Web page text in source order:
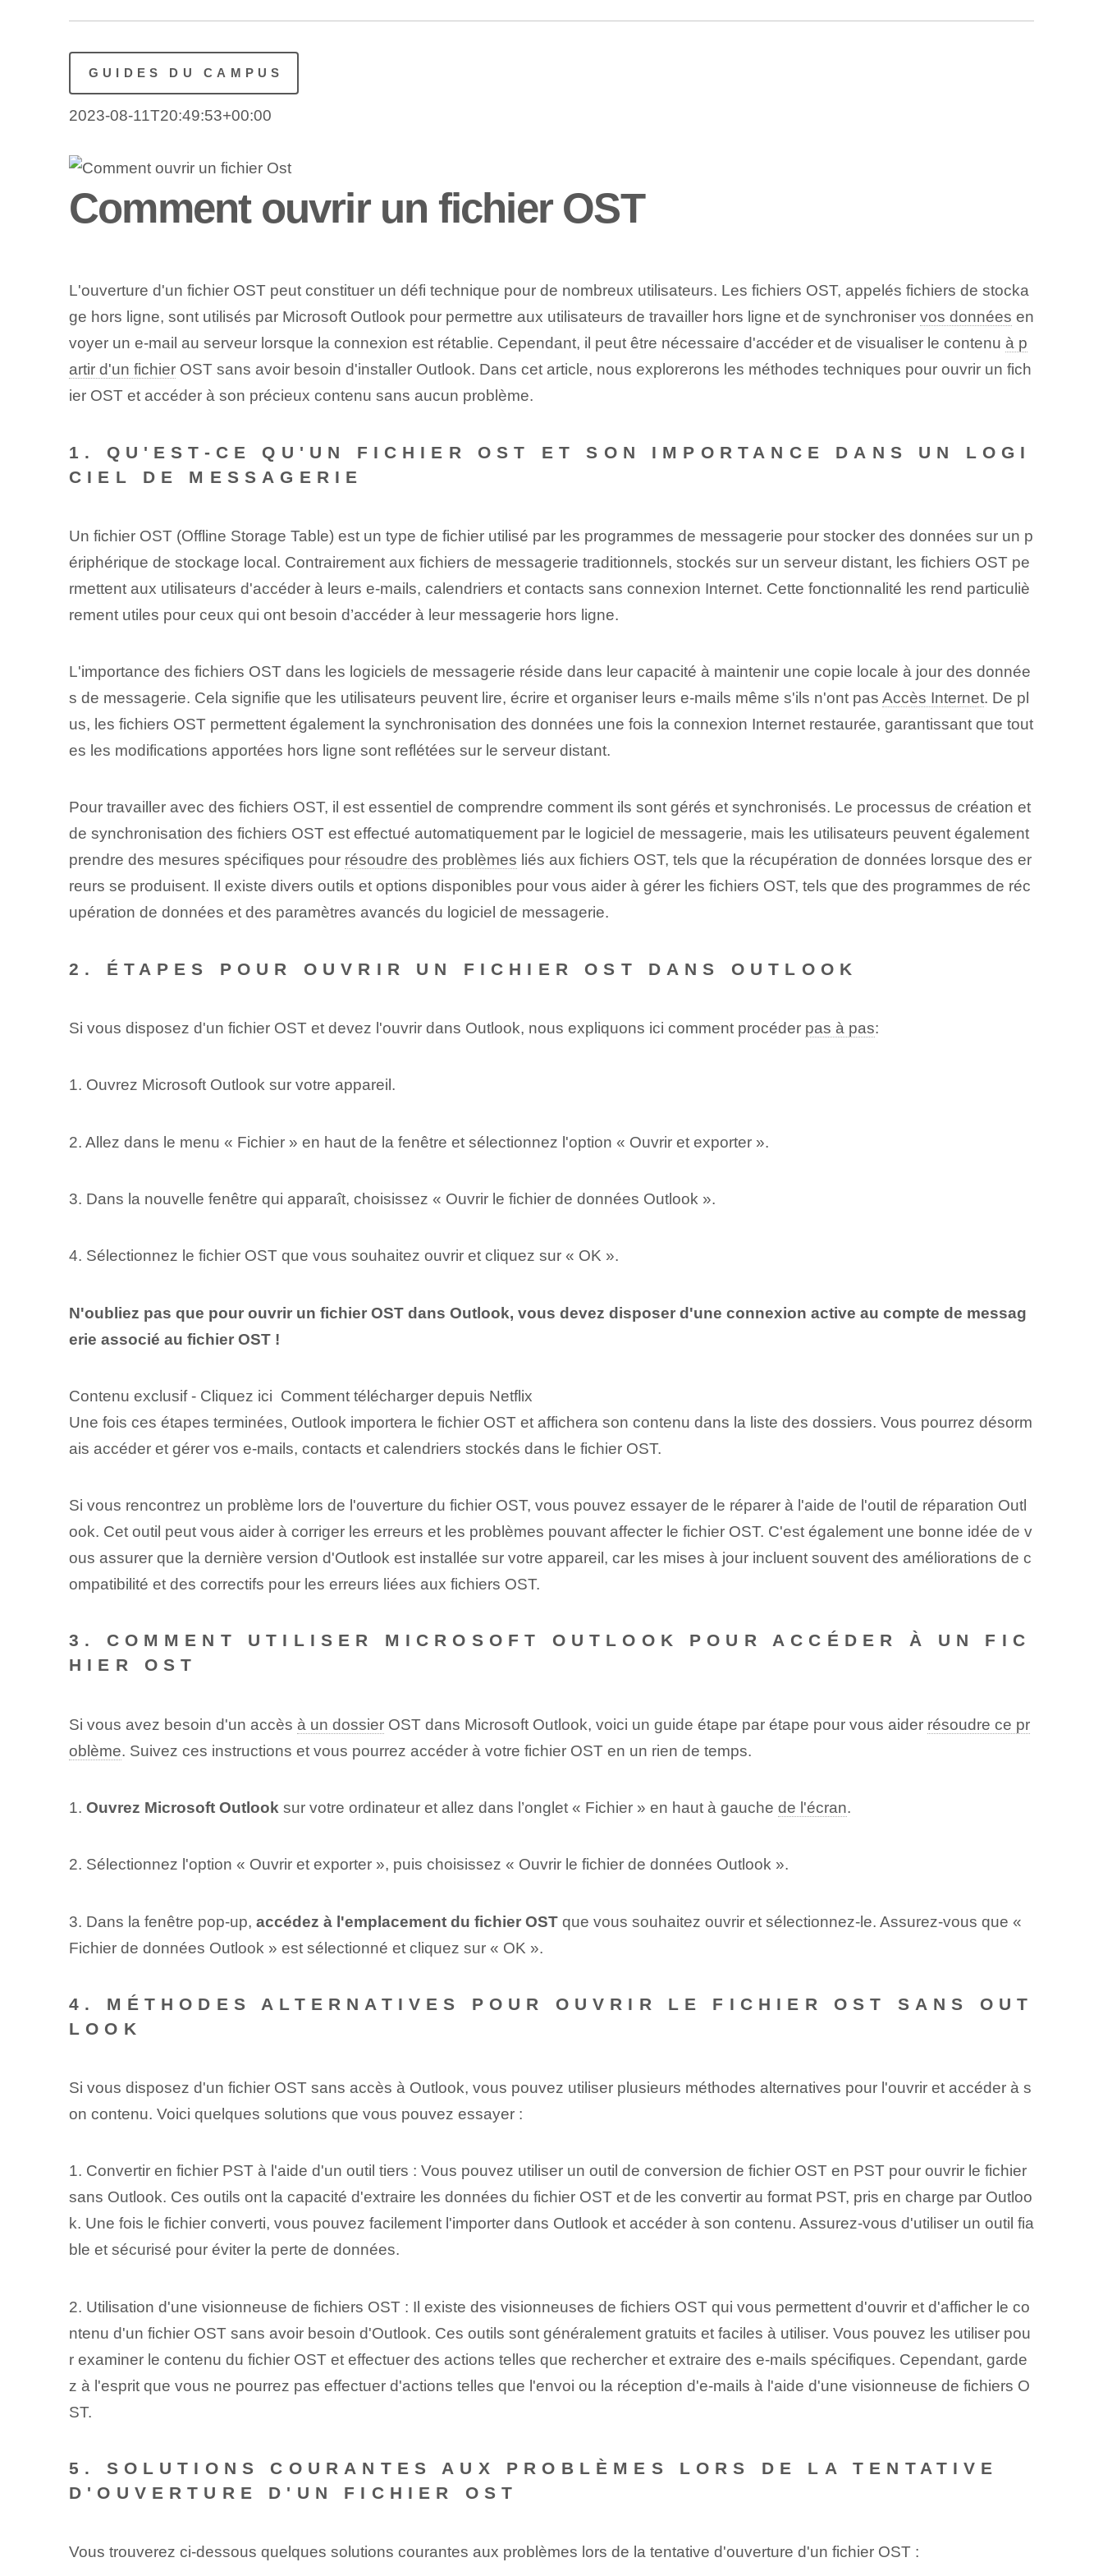
GUIDES DU CAMPUS
2023-08-11T20:49:53+00:00
Comment ouvrir un fichier OST
L'ouverture d'un fichier OST peut constituer un défi technique pour de nombreux utilisateurs. Les fichiers OST, appelés fichiers de stocka
ge hors ligne, sont utilisés par Microsoft Outlook pour permettre aux utilisateurs de travailler hors ligne et de synchroniser vos données en
voyer un e-mail au serveur lorsque la connexion est rétablie. Cependant, il peut être nécessaire d'accéder et de visualiser le contenu à p
artir d'un fichierOST sans avoir besoin d'installer Outlook. Dans cet article, nous explorerons les méthodes techniques pour ouvrir un fich
ier OST et accéder à son précieux contenu sans aucun problème.
1. QU'EST-CE QU'UN FICHIER OST ET SON IMPORTANCE DANS UN LOGI
CIEL DE MESSAGERIE
Un fichier OST (Offline Storage Table) est un type de fichier utilisé par les programmes de messagerie pour stocker des données sur un p
ériphérique de stockage local. Contrairement aux fichiers de messagerie traditionnels, stockés sur un serveur distant, les fichiers OST pe
rmettent aux utilisateurs d'accéder à leurs e-mails, calendriers et contacts sans connexion Internet. Cette fonctionnalité les rend particuliè
rement utiles pour ceux qui ont besoin d’accéder à leur messagerie hors ligne.
L'importance des fichiers OST dans les logiciels de messagerie réside dans leur capacité à maintenir une copie locale à jour des donnée
s de messagerie. Cela signifie que les utilisateurs peuvent lire, écrire et organiser leurs e-mails même s'ils n'ont pas Accès Internet. De pl
us, les fichiers OST permettent également la synchronisation des données une fois la connexion Internet restaurée, garantissant que tout
es les modifications apportées hors ligne sont reflétées sur le serveur distant.
Pour travailler avec des fichiers OST, il est essentiel de comprendre comment ils sont gérés et synchronisés. Le processus de création et
de synchronisation des fichiers OST est effectué automatiquement par le logiciel de messagerie, mais les utilisateurs peuvent également
prendre des mesures spécifiques pour résoudre des problèmes liés aux fichiers OST, tels que la récupération de données lorsque des er
reurs se produisent. Il existe divers outils et options disponibles pour vous aider à gérer les fichiers OST, tels que des programmes de réc
upération de données et des paramètres avancés du logiciel de messagerie.
2. ÉTAPES POUR OUVRIR UN FICHIER OST DANS OUTLOOK
Si vous disposez d'un fichier OST et devez l'ouvrir dans Outlook, nous expliquons ici comment procéder pas à pas:
1. Ouvrez Microsoft Outlook sur votre appareil.
2. Allez dans le menu « Fichier » en haut de la fenêtre et sélectionnez l'option « Ouvrir et exporter ».
3. Dans la nouvelle fenêtre qui apparaît, choisissez « Ouvrir le fichier de données Outlook ».
4. Sélectionnez le fichier OST que vous souhaitez ouvrir et cliquez sur « OK ».
N'oubliez pas que pour ouvrir un fichier OST dans Outlook, vous devez disposer d'une connexion active au compte de messag
erie associé au fichier OST !
Contenu exclusif - Cliquez ici Comment télécharger depuis Netflix
Une fois ces étapes terminées, Outlook importera le fichier OST et affichera son contenu dans la liste des dossiers. Vous pourrez désorm
ais accéder et gérer vos e-mails, contacts et calendriers stockés dans le fichier OST.
Si vous rencontrez un problème lors de l'ouverture du fichier OST, vous pouvez essayer de le réparer à l'aide de l'outil de réparation Outl
ook. Cet outil peut vous aider à corriger les erreurs et les problèmes pouvant affecter le fichier OST. C'est également une bonne idée de v
ous assurer que la dernière version d'Outlook est installée sur votre appareil, car les mises à jour incluent souvent des améliorations de c
ompatibilité et des correctifs pour les erreurs liées aux fichiers OST.
3. COMMENT UTILISER MICROSOFT OUTLOOK POUR ACCÉDER À UN FIC
HIER OST
Si vous avez besoin d'un accès à un dossierOST dans Microsoft Outlook, voici un guide étape par étape pour vous aider résoudre ce pr
oblème. Suivez ces instructions et vous pourrez accéder à votre fichier OST en un rien de temps.
1. Ouvrez Microsoft Outlook sur votre ordinateur et allez dans l’onglet « Fichier » en haut à gauche de l'écran.
2. Sélectionnez l'option « Ouvrir et exporter », puis choisissez « Ouvrir le fichier de données Outlook ».
3. Dans la fenêtre pop-up, accédez à l'emplacement du fichier OSTque vous souhaitez ouvrir et sélectionnez-le. Assurez-vous que «
Fichier de données Outlook » est sélectionné et cliquez sur « OK ».
4. MÉTHODES ALTERNATIVES POUR OUVRIR LE FICHIER OST SANS OUT
LOOK
Si vous disposez d'un fichier OST sans accès à Outlook, vous pouvez utiliser plusieurs méthodes alternatives pour l'ouvrir et accéder à s
on contenu. Voici quelques solutions que vous pouvez essayer :
1. Convertir en fichier PST à l'aide d'un outil tiers : Vous pouvez utiliser un outil de conversion de fichier OST en PST pour ouvrir le fichier
sans Outlook. Ces outils ont la capacité d'extraire les données du fichier OST et de les convertir au format PST, pris en charge par Outloo
k. Une fois le fichier converti, vous pouvez facilement l'importer dans Outlook et accéder à son contenu. Assurez-vous d'utiliser un outil fia
ble et sécurisé pour éviter la perte de données.
2. Utilisation d'une visionneuse de fichiers OST : Il existe des visionneuses de fichiers OST qui vous permettent d'ouvrir et d'afficher le co
ntenu d'un fichier OST sans avoir besoin d'Outlook. Ces outils sont généralement gratuits et faciles à utiliser. Vous pouvez les utiliser pou
r examiner le contenu du fichier OST et effectuer des actions telles que rechercher et extraire des e-mails spécifiques. Cependant, garde
z à l'esprit que vous ne pourrez pas effectuer d'actions telles que l'envoi ou la réception d'e-mails à l'aide d'une visionneuse de fichiers O
ST.
5. SOLUTIONS COURANTES AUX PROBLÈMES LORS DE LA TENTATIVE
D'OUVERTURE D'UN FICHIER OST
Vous trouverez ci-dessous quelques solutions courantes aux problèmes lors de la tentative d'ouverture d'un fichier OST :